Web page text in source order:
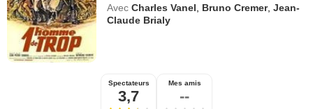
Avec Charles Vanel Bruno Cremer,Jean-
Claude Brialy
Spectateurs
3,7
Mes amis
--